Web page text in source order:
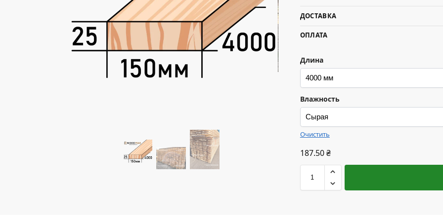
ДОСТАВКА
ОПЛАТА
Длина
Влажность
Очистить
187.50₴